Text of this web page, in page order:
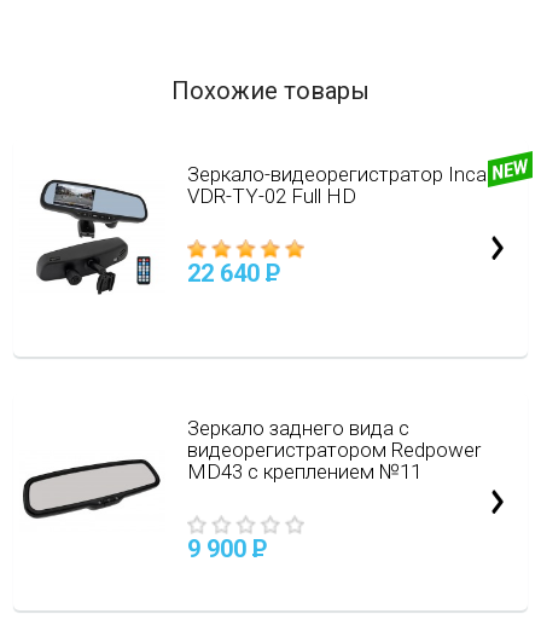
Похожие товары
Зеркало-видеорегистратор Incar
VDR-TY-02 Full HD
22 640 P
Зеркало заднего вида с
видеорегистратором Redpower
MD43 с креплением №11
9 900 P